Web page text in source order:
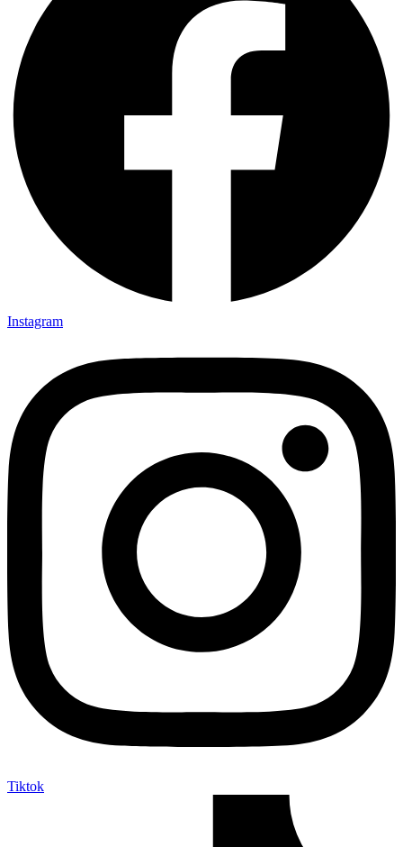
Instagram
Tiktok